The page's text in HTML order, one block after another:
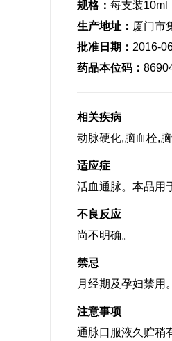
规格： 每支装10ml
生产地址： 厦门市
批准日期： 2016-
药品本位码：
相关疾病
动脉硬化,脑血栓,
适应症
活血通脉。本品用
不良反应
尚不明确。
禁忌
月经期及孕妇禁用。
注意事项
通脉口服液久贮稍